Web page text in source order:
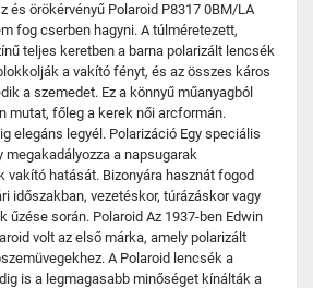
és örökérvényű Polaroid P8317 0BM/LA
fog cserben hagyni. A túlméretezett,
teljes keretben a barna polarizált lencsék
a vakító fényt, és az összes káros
a szemedet. Ez a könnyű műanyagból
mutat, főleg a kerek női arcformán.
elegáns legyél. Polarizáció Egy speciális
megakadályozza a napsugarak
vakító hatását. Bizonyára hasznát fogod
időszakban, vezetéskor, túrázáskor vagy
űzése során. Polaroid Az 1937-ben Edwin
volt az első márka, amely polarizált
A Polaroid lencsék a
is a legmagasabb minőséget kínálták a